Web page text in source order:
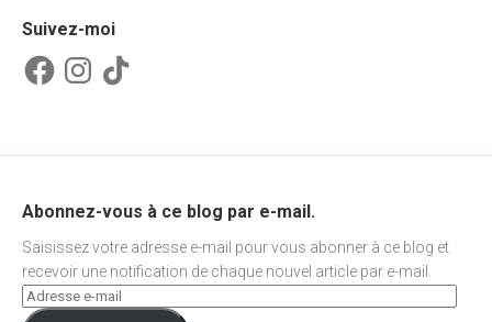
Suivez-moi
FacebookInstagram
TikTok
Abonnez-vous à ce blog par e-mail.
Saisissez votre adresse e-mail pour vous abonner à ce blog et
recevoir une notification de chaque nouvel article par e-mail.